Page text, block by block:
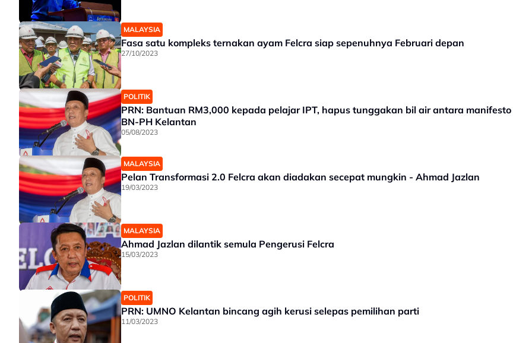
MALAYSIA
Fasa satu kompleks ternakan ayam Felcra siap sepenuhnya Februari depan
27/10/2023
POLITIK
PRN: Bantuan RM3,000 kepada pelajar IPT, hapus tunggakan bil air antara manifesto
BN-PH Kelantan
05/08/2023
MALAYSIA
Pelan Transformasi 2.0 Felcra akan diadakan secepat mungkin - Ahmad Jazlan
19/03/2023
MALAYSIA
Ahmad Jazlan dilantik semula Pengerusi Felcra
15/03/2023
POLITIK
PRN: UMNO Kelantan bincang agih kerusi selepas pemilihan parti
11/03/2023